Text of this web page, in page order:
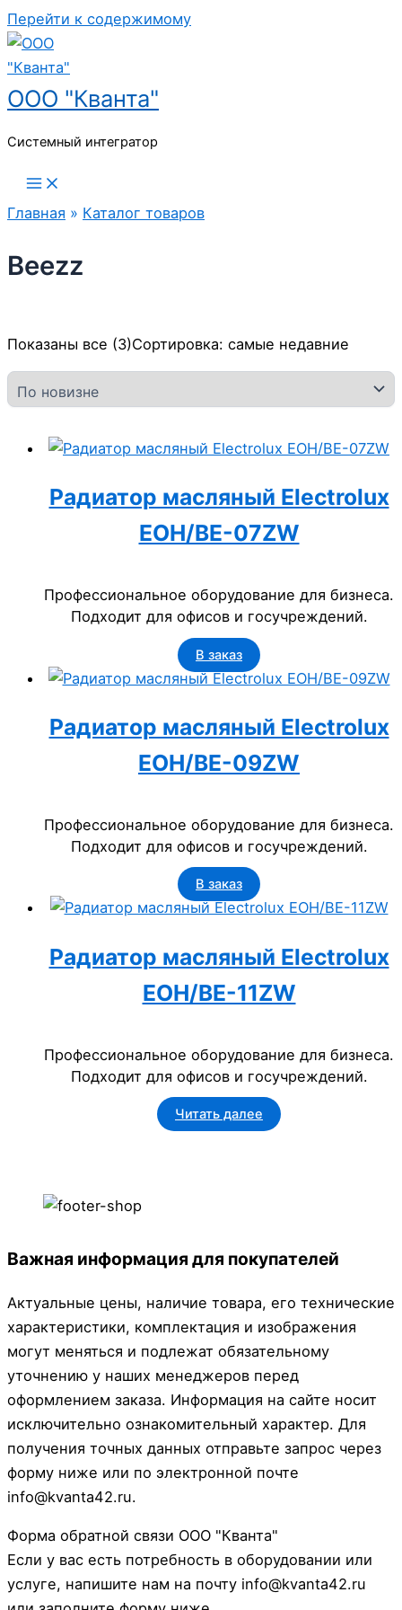
Перейти к содержимому
ООО "Кванта"
Системный интегратор
Главная » Каталог товаров
Beezz
Показаны все (3)Сортировка: самые недавние
Радиатор масляный Electrolux
EOH/BE-07ZW
Профессиональное оборудование для бизнеса.
Подходит для офисов и госучреждений.
В заказ
Радиатор масляный Electrolux
EOH/BE-09ZW
Профессиональное оборудование для бизнеса.
Подходит для офисов и госучреждений.
В заказ
Радиатор масляный Electrolux
EOH/BE-11ZW
Профессиональное оборудование для бизнеса.
Подходит для офисов и госучреждений.
Читать далее
Важная информация для покупателей
Актуальные цены, наличие товара, его технические
характеристики, комплектация и изображения
могут меняться и подлежат обязательному
уточнению у наших менеджеров перед
оформлением заказа. Информация на сайте носит
исключительно ознакомительный характер. Для
получения точных данных отправьте запрос через
форму ниже или по электронной почте
info@kvanta42.ru.
Форма обратной связи ООО "Кванта"
Если у вас есть потребность в оборудовании или
услуге, напишите нам на почту info@kvanta42.ru